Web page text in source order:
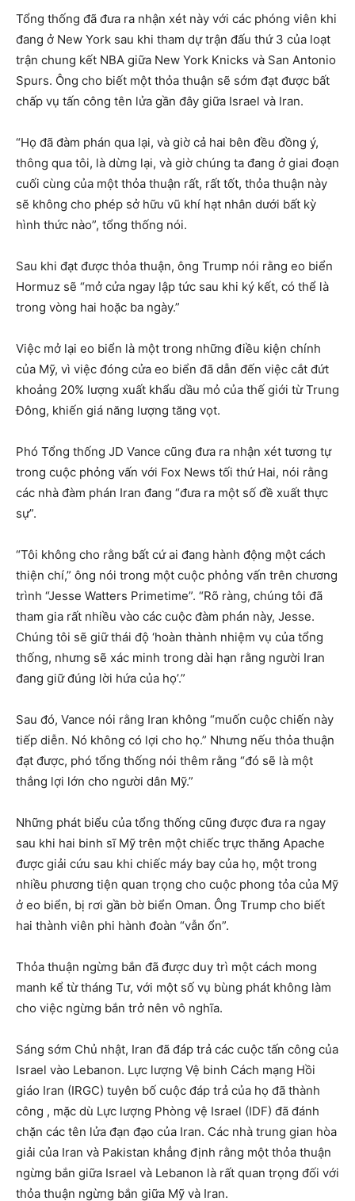
Tổng thống đã đưa ra nhận xét này với các phóng viên khi
đang ở New York sau khi tham dự trận đấu thứ 3 của loạt
trận chung kết NBA giữa New York Knicks và San Antonio
Spurs. Ông cho biết một thỏa thuận sẽ sớm đạt được bất
chấp vụ tấn công tên lửa gần đây giữa Israel và Iran.
“Họ đã đàm phán qua lại, và giờ cả hai bên đều đồng ý,
thông qua tôi, là dừng lại, và giờ chúng ta đang ở giai đoạn
cuối cùng của một thỏa thuận rất, rất tốt, thỏa thuận này
sẽ không cho phép sở hữu vũ khí hạt nhân dưới bất kỳ
hình thức nào”, tổng thống nói.
Sau khi đạt được thỏa thuận, ông Trump nói rằng eo biển
Hormuz sẽ “mở cửa ngay lập tức sau khi ký kết, có thể là
trong vòng hai hoặc ba ngày.”
Việc mở lại eo biển là một trong những điều kiện chính
của Mỹ, vì việc đóng cửa eo biển đã dẫn đến việc cắt đứt
khoảng 20% ​​lượng xuất khẩu dầu mỏ của thế giới từ Trung
Đông, khiến giá năng lượng tăng vọt.
Phó Tổng thống JD Vance cũng đưa ra nhận xét tương tự
trong cuộc phỏng vấn với Fox News tối thứ Hai, nói rằng
các nhà đàm phán Iran đang “đưa ra một số đề xuất thực
sự”.
“Tôi không cho rằng bất cứ ai đang hành động một cách
thiện chí,” ông nói trong một cuộc phỏng vấn trên chương
trình “Jesse Watters Primetime”. “Rõ ràng, chúng tôi đã
tham gia rất nhiều vào các cuộc đàm phán này, Jesse.
Chúng tôi sẽ giữ thái độ ‘hoàn thành nhiệm vụ của tổng
thống, nhưng sẽ xác minh trong dài hạn rằng người Iran
đang giữ đúng lời hứa của họ’.”
Sau đó, Vance nói rằng Iran không “muốn cuộc chiến này
tiếp diễn. Nó không có lợi cho họ.” Nhưng nếu thỏa thuận
đạt được, phó tổng thống nói thêm rằng “đó sẽ là một
thắng lợi lớn cho người dân Mỹ.”
Những phát biểu của tổng thống cũng được đưa ra ngay
sau khi hai binh sĩ Mỹ trên một chiếc trực thăng Apache
được giải cứu sau khi chiếc máy bay của họ, một trong
nhiều phương tiện quan trọng cho cuộc phong tỏa của Mỹ
ở eo biển, bị rơi gần bờ biển Oman. Ông Trump cho biết
hai thành viên phi hành đoàn “vẫn ổn”.
Thỏa thuận ngừng bắn đã được duy trì một cách mong
manh kể từ tháng Tư, với một số vụ bùng phát không làm
cho việc ngừng bắn trở nên vô nghĩa.
Sáng sớm Chủ nhật, Iran đã đáp trả các cuộc tấn công của
Israel vào Lebanon. Lực lượng Vệ binh Cách mạng Hồi
giáo Iran (IRGC) tuyên bố cuộc đáp trả của họ đã thành
công , mặc dù Lực lượng Phòng vệ Israel (IDF) đã đánh
chặn các tên lửa đạn đạo của Iran. Các nhà trung gian hòa
giải của Iran và Pakistan khẳng định rằng một thỏa thuận
ngừng bắn giữa Israel và Lebanon là rất quan trọng đối với
thỏa thuận ngừng bắn giữa Mỹ và Iran.